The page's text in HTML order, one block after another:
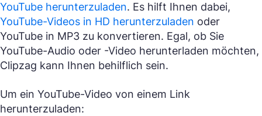
YouTube herunterzuladen. Es hilft Ihnen dabei,
YouTube-Videos in HD herunterzuladen oder
YouTube in MP3 zu konvertieren. Egal, ob Sie
YouTube-Audio oder -Video herunterladen möchten,
Clipzag kann Ihnen behilflich sein.
Um ein YouTube-Video von einem Link
herunterzuladen: